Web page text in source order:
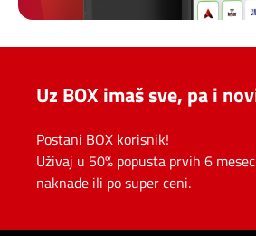
Uz BOX imaš sve, pa i
Postani BOX korisnik!
Uživaj u 50% popusta prvih 6
naknade ili po super ceni.